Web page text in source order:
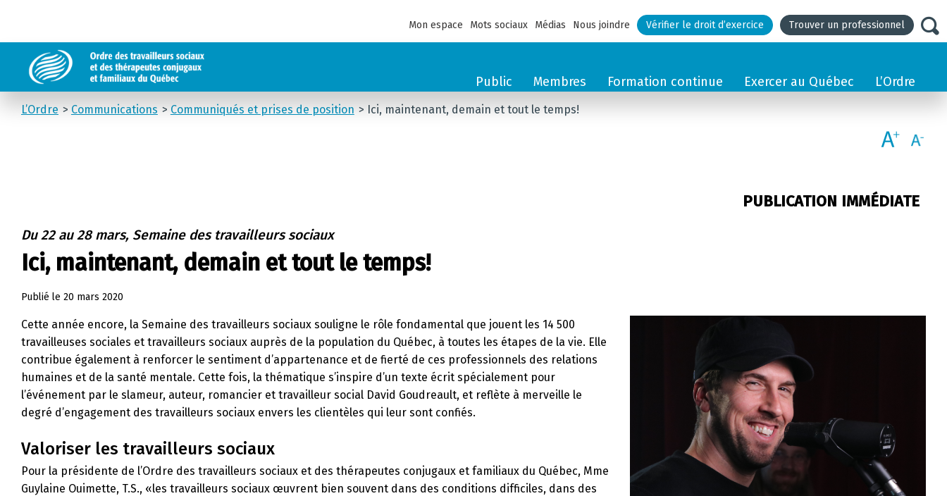
Mon espace Mots sociaux Médias Nous joindre Vérifier le droit d’exercice Trouver un professionnel
Public Membres Formation continue Exercer au Québec L’Ordre
L’Ordre Communications Communiqués et prises de position Ici, maintenant, demain et tout le temps!
PUBLICATION IMMÉDIATE
Du 22 au 28 mars, Semaine des travailleurs sociaux
Ici, maintenant, demain et tout le temps!
Publié le 20 mars 2020
Cette année encore, la Semaine des travailleurs sociaux souligne le rôle fondamental que jouent les 14 500
travailleuses sociales et travailleurs sociaux auprès de la population du Québec, à toutes les étapes de la vie. Elle
contribue également à renforcer le sentiment d’appartenance et de fierté de ces professionnels des relations
humaines et de la santé mentale. Cette fois, la thématique s’inspire d’un texte écrit spécialement pour
l’événement par le slameur, auteur, romancier et travailleur social David Goudreault, et reflète à merveille le
degré d’engagement des travailleurs sociaux envers les clientèles qui leur sont confiés.
Valoriser les travailleurs sociaux
Pour la présidente de l’Ordre des travailleurs sociaux et des thérapeutes conjugaux et familiaux du Québec, Mme
Guylaine Ouimette, T.S., «les travailleurs sociaux œuvrent bien souvent dans des conditions difficiles, dans des